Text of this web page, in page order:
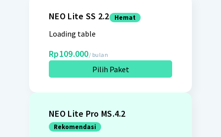
NEO Lite SS 2.2 Hemat
Loading table
Rp109.000/ bulan
Pilih Paket
NEO Lite Pro MS.4.2
Rekomendasi